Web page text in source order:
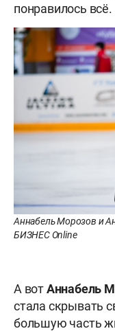
понравилось
Аннабель Морозов и
БИЗНЕС Online
А вотАннабель
стала скрывать
большую часть